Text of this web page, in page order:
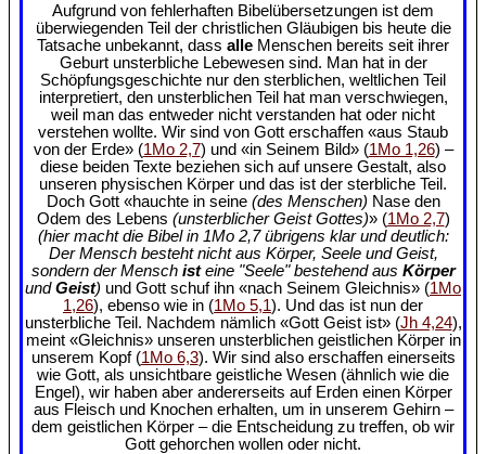
Aufgrund von fehlerhaften Bibelübersetzungen ist dem
überwiegenden Teil der christlichen Gläubigen bis heute die
Tatsache unbekannt, dass alle Menschen bereits seit ihrer
Geburt unsterbliche Lebewesen sind. Man hat in der
Schöpfungsgeschichte nur den sterblichen, weltlichen Teil
interpretiert, den unsterblichen Teil hat man verschwiegen,
weil man das entweder nicht verstanden hat oder nicht
verstehen wollte. Wir sind von Gott erschaffen «aus Staub
von der Erde» (1Mo 2,7) und «in Seinem Bild» (1Mo 1,26) –
diese beiden Texte beziehen sich auf unsere Gestalt, also
unseren physischen Körper und das ist der sterbliche Teil.
Doch Gott «hauchte in seine (des Menschen) Nase den
Odem des Lebens (unsterblicher Geist Gottes)» (1Mo 2,7)
(hier macht die Bibel in 1Mo 2,7 übrigens klar und deutlich:
Der Mensch besteht nicht aus Körper, Seele und Geist,
sondern der Mensch isteine "Seele" bestehend aus Körper
undGeist) und Gott schuf ihn «nach Seinem Gleichnis» (1Mo
1,26), ebenso wie in (1Mo 5,1). Und das ist nun der
unsterbliche Teil. Nachdem nämlich «Gott Geist ist» (Jh 4,24),
meint «Gleichnis» unseren unsterblichen geistlichen Körper in
unserem Kopf (1Mo 6,3). Wir sind also erschaffen einerseits
wie Gott, als unsichtbare geistliche Wesen (ähnlich wie die
Engel), wir haben aber andererseits auf Erden einen Körper
aus Fleisch und Knochen erhalten, um in unserem Gehirn –
dem geistlichen Körper – die Entscheidung zu treffen, ob wir
Gott gehorchen wollen oder nicht.